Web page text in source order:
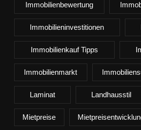
Immobilienbewertung
Immobilieninvestitionen
Immobilienkauf Tipps
Immobilienmarkt
Laminat Landhausstil
Mietpreise